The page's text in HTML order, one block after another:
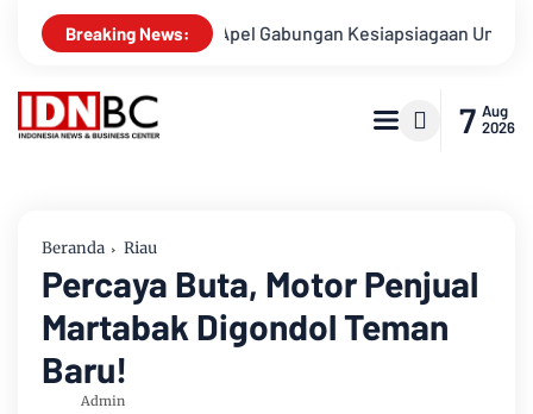
Breaking News:
Apel Gabungan Kesiapsiagaan Untuk
7 Aug
2026
Beranda Riau
Percaya Buta, Motor Penjual
Martabak Digondol Teman
Baru!
Admin